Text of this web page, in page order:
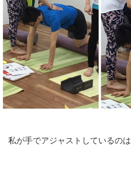
私が手でアジャストしているのは